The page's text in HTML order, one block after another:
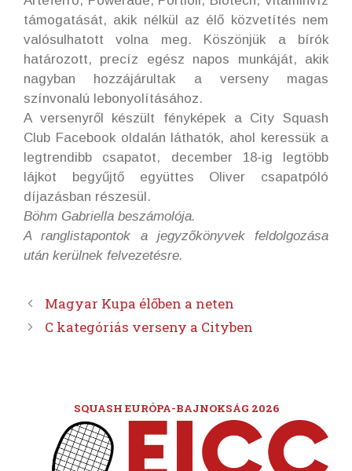
támogatását, akik nélkül az élő közvetítés nem
valósulhatott volna meg. Köszönjük a bírók
határozott, precíz egész napos munkáját, akik
nagyban hozzájárultak a verseny magas
színvonalú lebonyolításához.
A versenyről készült fényképek a City Squash
Club Facebook oldalán láthatók, ahol keressük a
legtrendibb csapatot, december 18-ig legtöbb
lájkot begyűjtő együttes Oliver csapatpóló
díjazásban részesül.
Böhm Gabriella beszámolója.
A ranglistapontok a jegyzőkönyvek feldolgozása
után kerülnek felvezetésre.
Magyar Kupa élőben a neten
C kategóriás verseny a Cityben
SQUASH EURÓPA-BAJNOKSÁG 2026